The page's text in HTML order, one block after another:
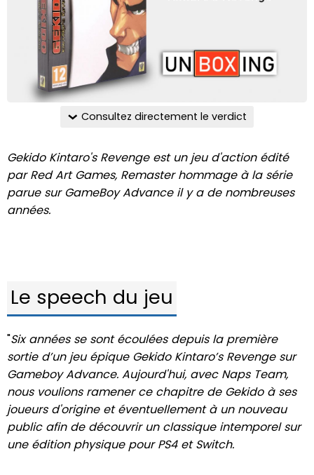
Consultez directement le verdict
Gekido Kintaro's Revenge est un jeu d'action édité
par Red Art Games, Remaster hommage à la série
parue sur GameBoy Advance il y a de nombreuses
années.
Le speech du jeu
"Six années se sont écoulées depuis la première
sortie d’un jeu épique Gekido Kintaro’s Revenge sur
Gameboy Advance. Aujourd'hui, avec Naps Team,
nous voulions ramener ce chapitre de Gekido à ses
joueurs d'origine et éventuellement à un nouveau
public afin de découvrir un classique intemporel sur
une édition physique pour PS4 et Switch.